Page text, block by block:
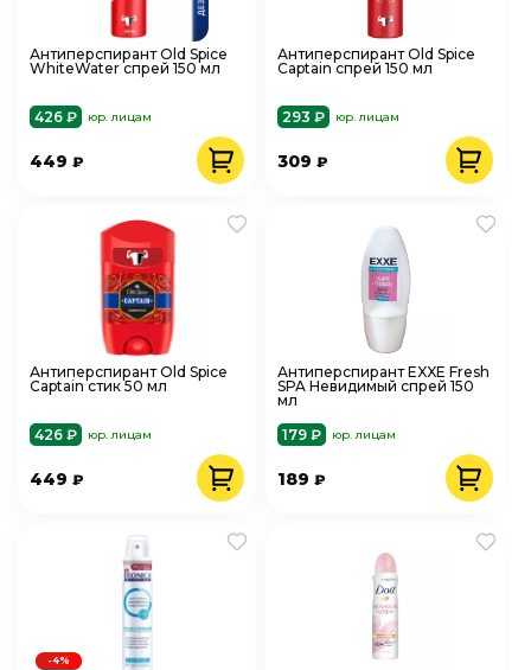
Антиперспирант Old Spice
WhiteWater спрей 150 мл
426 ₽ юр. лицам
449 ₽
Антиперспирант Old Spice
Captain спрей 150 мл
293 ₽ юр. лицам
309₽
Антиперспирант Old Spice
Captain стик 50 мл
426 ₽ юр. лицам
449 ₽
Антиперспирант EXXE Fresh
SPA Невидимый спрей 150
мл
179 ₽
юр. лицам
189₽
-4%